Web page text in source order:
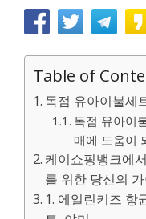
Table of
독점 유아이불세
독점 유아이
매에 도움이
케이쇼핑뱅크에
를 위한 당신의
1. 에일린키즈 항